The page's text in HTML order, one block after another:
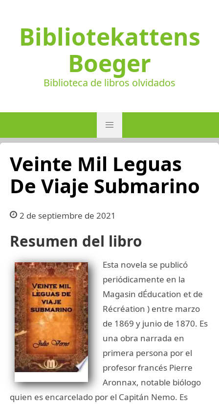
Bibliotekattens
Boeger
Biblioteca de libros olvidados
Veinte Mil Leguas
De Viaje Submarino
2 de septiembre de 2021
Resumen del libro
Esta novela se publicó
periódicamente en la
Magasin dÉducation et de
Récréation ) entre marzo
de 1869 y junio de 1870. Es
una obra narrada en
primera persona por el
profesor francés Pierre
Aronnax, notable biólogo
quien es encarcelado por el Capitán Nemo. Es